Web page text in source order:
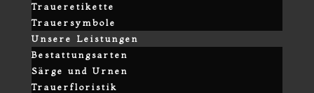
Traueretikette
Trauersymbole
Unsere Leistungen
Bestattungsarten
Särge und Urnen
Trauerfloristik